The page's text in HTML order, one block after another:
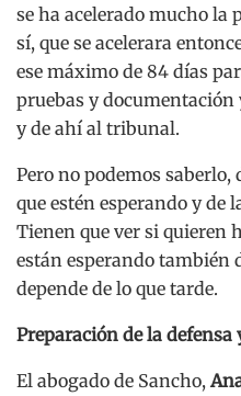
se ha acelerado mucho la
sí, que se acelerara
ese máximo de 84 días
pruebas y documentación
y de ahí al tribunal.
Pero no podemos saberlo,
que estén esperando y de
Tienen que ver si quieren
están esperando también
depende de lo que tarde.
Preparación de la
El abogado de Sancho,